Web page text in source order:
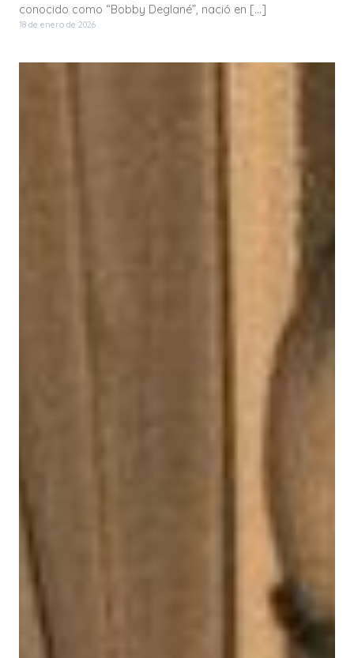
conocido como “Bobby Deglané”, nació en […]
18 de enero de 2026